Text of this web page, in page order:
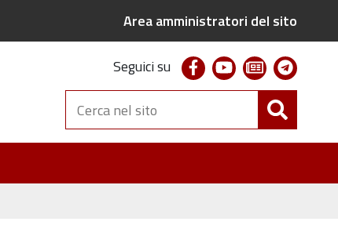
Area amministratori del sito
Seguici su facebookyoutubenewsletter
Cerca
nel
sito